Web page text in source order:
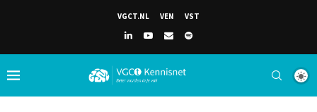
VGCT.NL VEN VST